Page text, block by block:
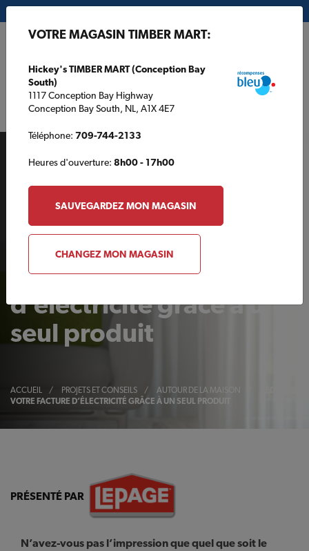
AUTOUR DE LA MAISON
Réduisez votre facture
d’électricité grâce à un
seul produit
ACCUEIL / PROJETS ET CONSEILS / AUTOUR DE LA MAISON
VOTRE FACTURE D’ÉLECTRICITÉ GRÂCE À UN SEUL PRODUIT
PRÉSENTÉ PAR
N’avez-vous pas l’impression que quel que soit le
VOTRE MAGASIN TIMBER MART:
Hickey's TIMBER MART (Conception Bay
South)
1117 Conception Bay Highway
Conception Bay South, NL, A1X 4E7
Téléphone: 709-744-2133
Heures d'ouverture: 8h00 - 17h00
SAUVEGARDEZ MON MAGASIN
CHANGEZ MON MAGASIN